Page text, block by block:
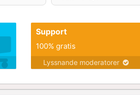
Support
100% gratis
Lyssnande moderatorer